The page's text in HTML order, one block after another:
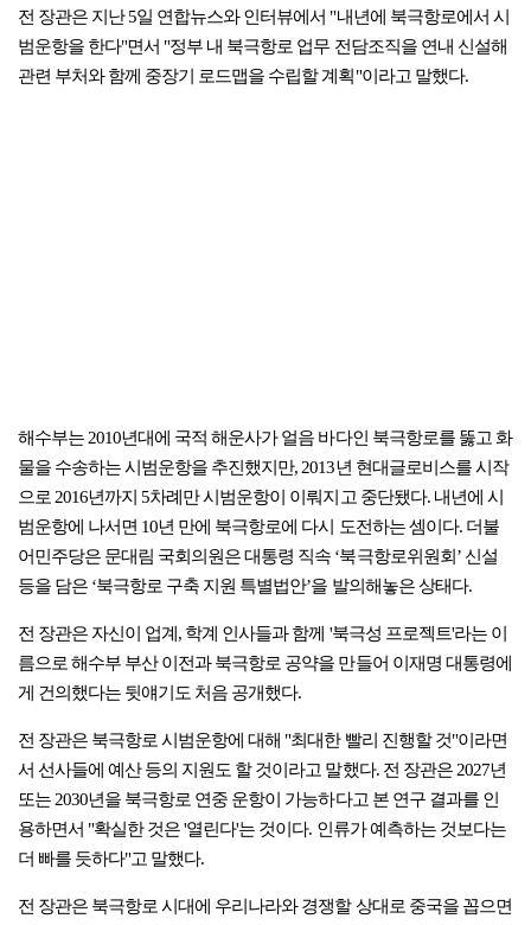
전 장관은 지난 5일 연합뉴스와 인터뷰에서 "내년에 북극항로에서 시
범운항을 한다"면서 "정부 내 북극항로 업무 전담조직을 연내 신설해
관련 부처와 함께 중장기 로드맵을 수립할 계획"이라고 말했다.
해수부는 2010년대에 국적 해운사가 얼음 바다인 북극항로를 뚫고 화
물을 수송하는 시범운항을 추진했지만, 2013년 현대글로비스를 시작
으로 2016년까지 5차례만 시범운항이 이뤄지고 중단됐다. 내년에 시
범운항에 나서면 10년 만에 북극항로에 다시 도전하는 셈이다. 더불
어민주당은 문대림 국회의원은 대통령 직속 ‘북극항로위원회’ 신설
등을 담은 ‘북극항로 구축 지원 특별법안’을 발의해놓은 상태다.
전 장관은 자신이 업계, 학계 인사들과 함께 '북극성 프로젝트'라는 이
름으로 해수부 부산 이전과 북극항로 공약을 만들어 이재명 대통령에
게 건의했다는 뒷얘기도 처음 공개했다.
전 장관은 북극항로 시범운항에 대해 "최대한 빨리 진행할 것"이라면
서 선사들에 예산 등의 지원도 할 것이라고 말했다. 전 장관은 2027년
또는 2030년을 북극항로 연중 운항이 가능하다고 본 연구 결과를 인
용하면서 "확실한 것은 '열린다'는 것이다. 인류가 예측하는 것보다는
더 빠를 듯하다"고 말했다.
전 장관은 북극항로 시대에 우리나라와 경쟁할 상대로 중국을 꼽으면